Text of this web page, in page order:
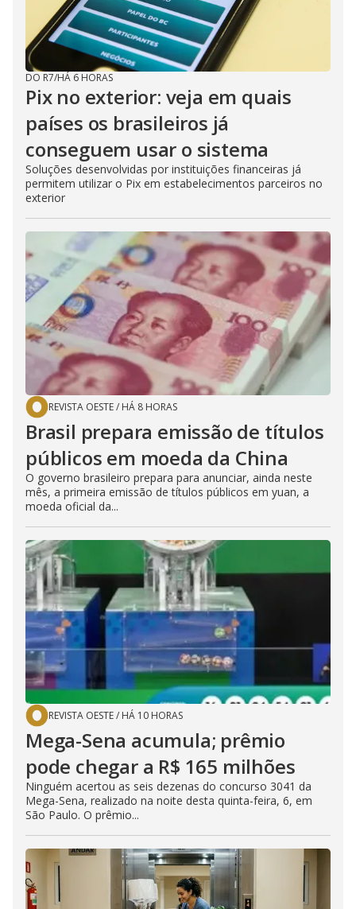
DO R7/HÁ 6 HORAS
Pix no exterior: veja em quais
países os brasileiros já
conseguem usar o sistema
Soluções desenvolvidas por instituições financeiras já
permitem utilizar o Pix em estabelecimentos parceiros no
exterior
REVISTA OESTE/ HÁ 8 HORAS
Brasil prepara emissão de títulos
públicos em moeda da China
O governo brasileiro prepara para anunciar, ainda neste
mês, a primeira emissão de títulos públicos em yuan, a
moeda oficial da...
REVISTA OESTE/ HÁ 10 HORAS
Mega-Sena acumula; prêmio
pode chegar a R$ 165 milhões
Ninguém acertou as seis dezenas do concurso 3041 da
Mega-Sena, realizado na noite desta quinta-feira, 6, em
São Paulo. O prêmio...